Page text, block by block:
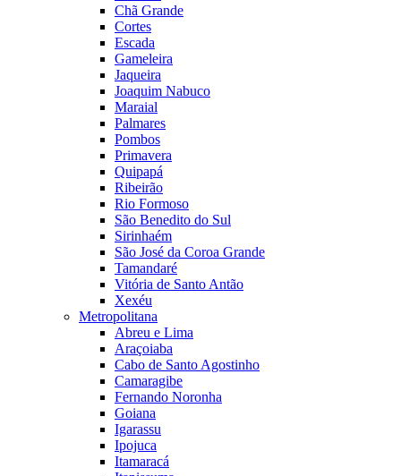
Chã Grande
Cortes
Escada
Gameleira
Jaqueira
Joaquim Nabuco
Maraial
Palmares
Pombos
Primavera
Quipapá
Ribeirão
Rio Formoso
São Benedito do Sul
Sirinhaém
São José da Coroa Grande
Tamandaré
Vitória de Santo Antão
Xexéu
Metropolitana
Abreu e Lima
Araçoiaba
Cabo de Santo Agostinho
Camaragibe
Fernando Noronha
Goiana
Igarassu
Ipojuca
Itamaracá